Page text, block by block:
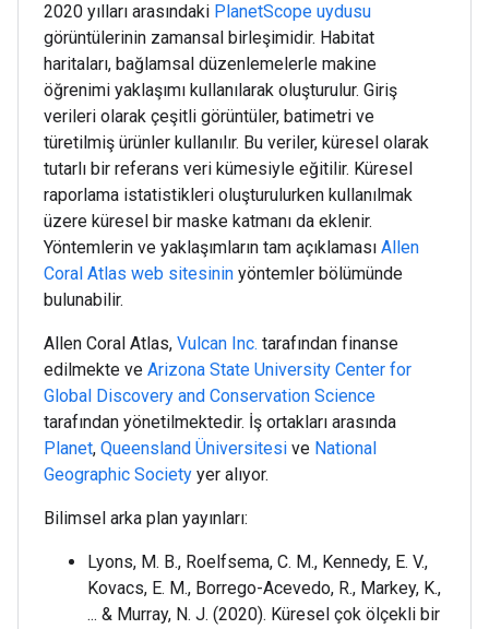
2020 yılları arasındaki PlanetScope uydusu
görüntülerinin zamansal birleşimidir. Habitat
haritaları, bağlamsal düzenlemelerle makine
öğrenimi yaklaşımı kullanılarak oluşturulur. Giriş
verileri olarak çeşitli görüntüler, batimetri ve
türetilmiş ürünler kullanılır. Bu veriler, küresel olarak
tutarlı bir referans veri kümesiyle eğitilir. Küresel
raporlama istatistikleri oluşturulurken kullanılmak
üzere küresel bir maske katmanı da eklenir.
Yöntemlerin ve yaklaşımların tam açıklaması Allen
Coral Atlas web sitesinin yöntemler bölümünde
bulunabilir.
Allen Coral Atlas, Vulcan Inc. tarafından finanse
edilmekte ve Arizona State University Center for
Global Discovery and Conservation Science
tarafından yönetilmektedir. İş ortakları arasında
Planet, Queensland Üniversitesi ve National
Geographic Society yer alıyor.
Bilimsel arka plan yayınları:
Lyons, M. B., Roelfsema, C. M., Kennedy, E. V.,
Kovacs, E. M., Borrego-Acevedo, R., Markey, K.,
... & Murray, N. J. (2020). Küresel çok ölçekli bir